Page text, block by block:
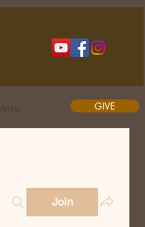
GIVE
Join